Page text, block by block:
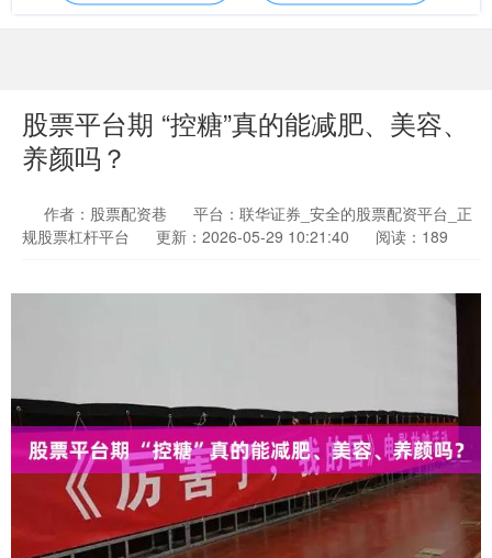
股票平台期 “控糖”真的能减肥、美容、
养颜吗？
作者：股票配资巷
平台：联华证券_安全的股票配资平台_正
规股票杠杆平台
更新：2026-05-29 10:21:40 阅读：189